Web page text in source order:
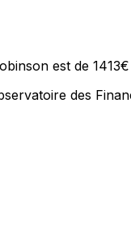
est de
des